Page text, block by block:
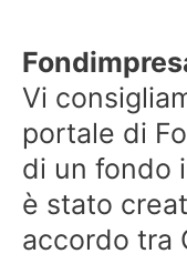
Vi
portale di
di un fondo
è stato
accordo tra